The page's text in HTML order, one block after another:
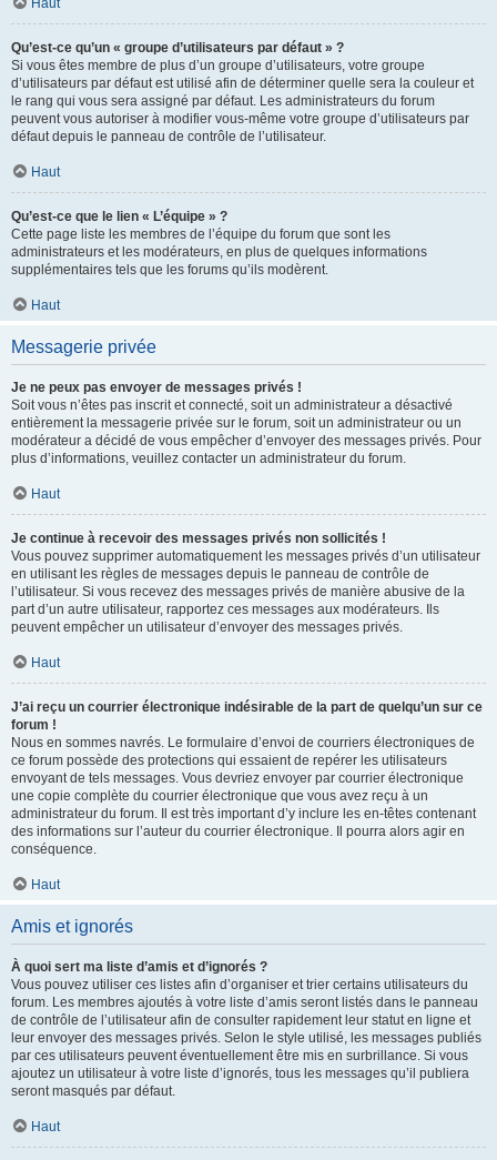
Haut
Qu’est-ce qu’un « groupe d’utilisateurs par défaut » ?
Si vous êtes membre de plus d’un groupe d’utilisateurs, votre groupe
d’utilisateurs par défaut est utilisé afin de déterminer quelle sera la couleur et
le rang qui vous sera assigné par défaut. Les administrateurs du forum
peuvent vous autoriser à modifier vous-même votre groupe d’utilisateurs par
défaut depuis le panneau de contrôle de l’utilisateur.
Haut
Qu’est-ce que le lien « L’équipe » ?
Cette page liste les membres de l’équipe du forum que sont les
administrateurs et les modérateurs, en plus de quelques informations
supplémentaires tels que les forums qu’ils modèrent.
Haut
Messagerie privée
Je ne peux pas envoyer de messages privés !
Soit vous n’êtes pas inscrit et connecté, soit un administrateur a désactivé
entièrement la messagerie privée sur le forum, soit un administrateur ou un
modérateur a décidé de vous empêcher d’envoyer des messages privés. Pour
plus d’informations, veuillez contacter un administrateur du forum.
Haut
Je continue à recevoir des messages privés non sollicités !
Vous pouvez supprimer automatiquement les messages privés d’un utilisateur
en utilisant les règles de messages depuis le panneau de contrôle de
l’utilisateur. Si vous recevez des messages privés de manière abusive de la
part d’un autre utilisateur, rapportez ces messages aux modérateurs. Ils
peuvent empêcher un utilisateur d’envoyer des messages privés.
Haut
J’ai reçu un courrier électronique indésirable de la part de quelqu’un sur ce
forum !
Nous en sommes navrés. Le formulaire d’envoi de courriers électroniques de
ce forum possède des protections qui essaient de repérer les utilisateurs
envoyant de tels messages. Vous devriez envoyer par courrier électronique
une copie complète du courrier électronique que vous avez reçu à un
administrateur du forum. Il est très important d’y inclure les en-têtes contenant
des informations sur l’auteur du courrier électronique. Il pourra alors agir en
conséquence.
Haut
Amis et ignorés
À quoi sert ma liste d’amis et d’ignorés ?
Vous pouvez utiliser ces listes afin d’organiser et trier certains utilisateurs du
forum. Les membres ajoutés à votre liste d’amis seront listés dans le panneau
de contrôle de l’utilisateur afin de consulter rapidement leur statut en ligne et
leur envoyer des messages privés. Selon le style utilisé, les messages publiés
par ces utilisateurs peuvent éventuellement être mis en surbrillance. Si vous
ajoutez un utilisateur à votre liste d’ignorés, tous les messages qu’il publiera
seront masqués par défaut.
Haut